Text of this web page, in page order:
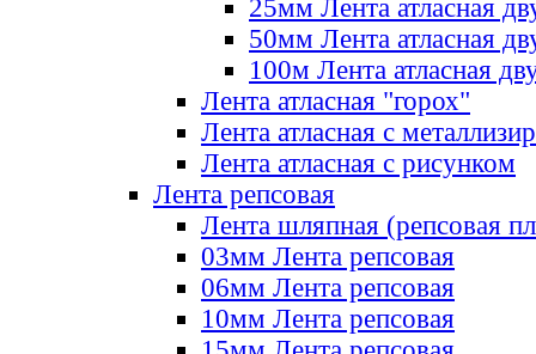
25мм Лента атласная
50мм Лента атласная
100м Лента атласная
Лента атласная "горох"
Лента атласная с
Лента атласная с рисунком
Лента репсовая
Лента шляпная (репсовая
03мм Лента репсовая
06мм Лента репсовая
10мм Лента репсовая